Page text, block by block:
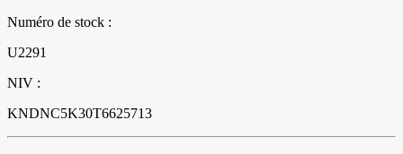
Numéro de stock :
U2291
NIV :
KNDNC5K30T6625713